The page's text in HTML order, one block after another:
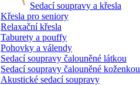
Sedací soupravy a křesla
Křesla pro seniory
Relaxační křesla
Taburety a pouffy
Pohovky a válendy
Sedací soupravy čalouněné látkou
Sedací soupravy čalouněné koženkou
Akustické sedací soupravy